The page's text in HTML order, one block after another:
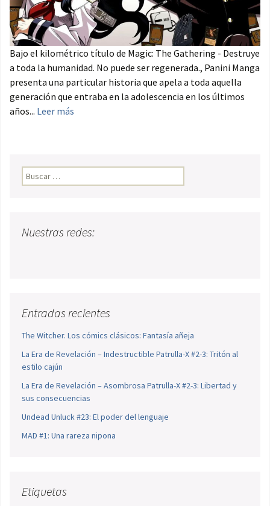
Bajo el kilométrico título de Magic: The Gathering - Destruye
a toda la humanidad. No puede ser regenerada., Panini Manga
presenta una particular historia que apela a toda aquella
generación que entraba en la adolescencia en los últimos
años... Leer más
Buscar:
Nuestras redes:
Entradas recientes
The Witcher. Los cómics clásicos: Fantasía añeja
La Era de Revelación – Indestructible Patrulla-X #2-3: Tritón al
estilo cajún
La Era de Revelación – Asombrosa Patrulla-X #2-3: Libertad y
sus consecuencias
Undead Unluck #23: El poder del lenguaje
MAD #1: Una rareza nipona
Etiquetas